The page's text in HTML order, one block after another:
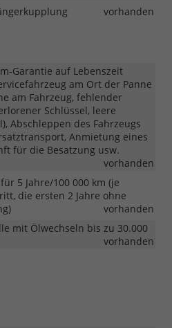
vorhanden
Garantie auf Lebenszeit
am Ort der Panne
am Fahrzeug, fehlender
Schlüssel, leere
Abschleppen des Fahrzeugs
Anmietung eines
für die Besatzung usw.
vorhanden
5 Jahre/100 000 km (je
die ersten 2 Jahre ohne
vorhanden
mit Ölwechseln bis zu 30.000
vorhanden